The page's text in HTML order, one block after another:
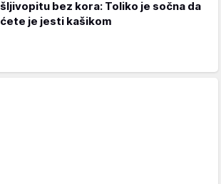
šljivopitu bez kora: Toliko je sočna da
ćete je jesti kašikom